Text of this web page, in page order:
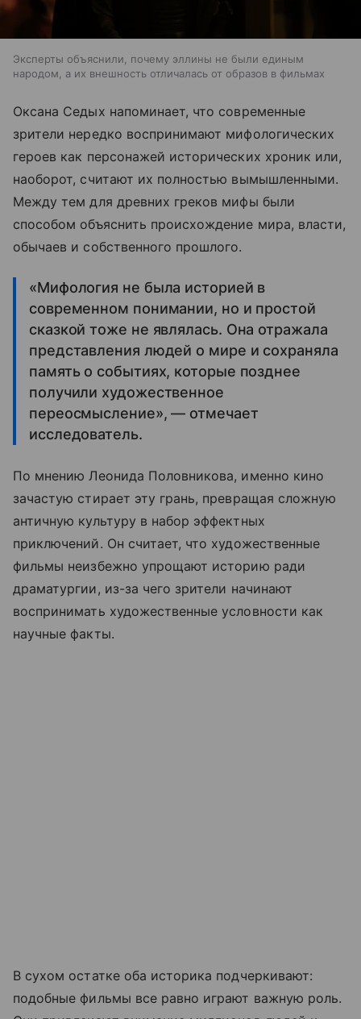
Эксперты объяснили, почему эллины не были единым
народом, а их внешность отличалась от образов в фильмах
Оксана Седых напоминает, что современные
зрители нередко воспринимают мифологических
героев как персонажей исторических хроник или,
наоборот, считают их полностью вымышленными.
Между тем для древних греков мифы были
способом объяснить происхождение мира, власти,
обычаев и собственного прошлого.
«Мифология не была историей в
современном понимании, но и простой
сказкой тоже не являлась. Она отражала
представления людей о мире и сохраняла
память о событиях, которые позднее
получили художественное
переосмысление», — отмечает
исследователь.
По мнению Леонида Половникова, именно кино
зачастую стирает эту грань, превращая сложную
античную культуру в набор эффектных
приключений. Он считает, что художественные
фильмы неизбежно упрощают историю ради
драматургии, из-за чего зрители начинают
воспринимать художественные условности как
научные факты.
В сухом остатке оба историка подчеркивают:
подобные фильмы все равно играют важную роль.